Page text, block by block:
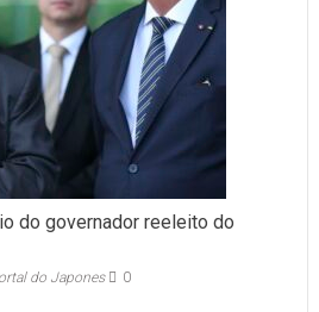
do governador reeleito do
do Japones 0